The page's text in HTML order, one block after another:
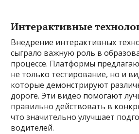
Интерактивные
Внедрение интерактивных
сыграло важную роль в
процессе. Платформы
не только тестирование, но и
которые демонстрируют
дороге. Эти видео помогают
правильно действовать в
что значительно улучшает
водителей.